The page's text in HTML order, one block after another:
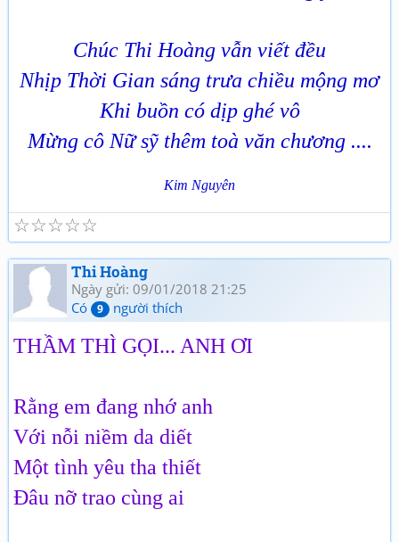
Chúc Thi Hoàng vẫn viết đều
Nhịp Thời Gian sáng trưa chiều mộng mơ
Khi buồn có dịp ghé vô
Mừng cô Nữ sỹ thêm toà văn chương ....
Kim Nguyên
☆
☆
☆
☆
☆
Thi Hoàng
Ngày gửi: 09/01/2018 21:25
Có
9 người thích
THẦM THÌ GỌI... ANH ƠI
Rằng em đang nhớ anh
Với nỗi niềm da diết
Một tình yêu tha thiết
Đâu nỡ trao cùng ai